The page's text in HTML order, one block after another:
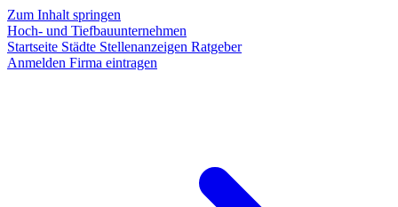
Zum Inhalt springen
Hoch- und Tiefbauunternehmen
Startseite Städte Stellenanzeigen Ratgeber
Anmelden Firma eintragen